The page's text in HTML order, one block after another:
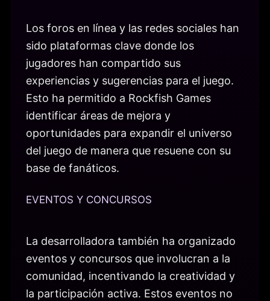
Los foros en línea y las redes sociales han
sido plataformas clave donde los
jugadores han compartido sus
experiencias y sugerencias para el juego.
Esto ha permitido a Rockfish Games
identificar áreas de mejora y
oportunidades para expandir el universo
del juego de manera que resuene con su
base de fanáticos.
EVENTOS Y CONCURSOS
La desarrolladora también ha organizado
eventos y concursos que involucran a la
comunidad, incentivando la creatividad y
la participación activa. Estos eventos no